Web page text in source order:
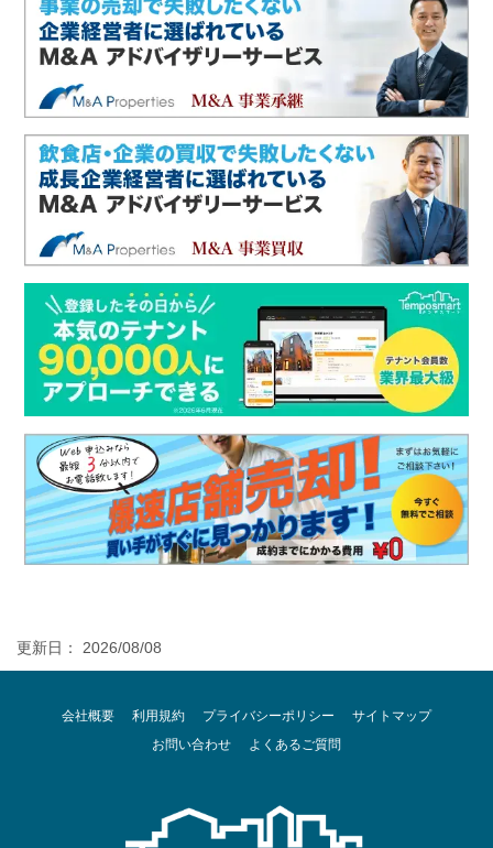
更新日： 2026/08/08
会社概要 利用規約 プライバシーポリシー
サイトマップ
お問い合わせ
よくあるご質問